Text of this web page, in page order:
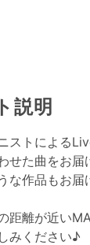
説明
ストによる
せた曲をお届
な作品もお届
距離が近い
みください♪